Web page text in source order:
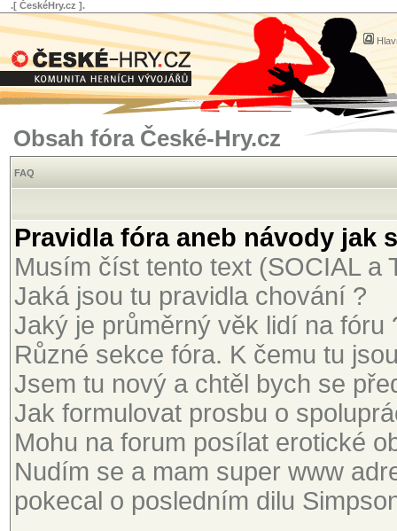
.[ ČeskéHry.cz ].
Obsah fóra České-Hry.cz
FAQ
Pravidla fóra aneb návody jak
Musím číst tento text (SOCIAL a
Jaká jsou tu pravidla chování ?
Jaký je průměrný věk lidí na fóru
Různé sekce fóra. K čemu tu
Jsem tu nový a chtěl bych se
Jak formulovat prosbu o
Mohu na forum posílat erotické
Nudím se a mam super www
pokecal o posledním dilu